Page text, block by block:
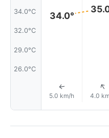
34.0°C
32.0°C
29.0°C
26.0°C
34.0°
↑
5.0 km/h
↑
4.0